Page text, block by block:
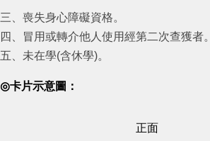
三、喪失身心障礙資格。
四、冒用或轉介他人使用經第二次查獲者。
五、未在學(含休學)。
◎卡片示意圖：
正面